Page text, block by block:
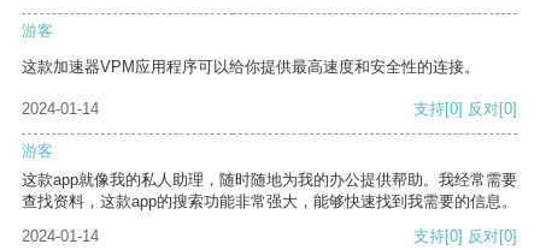
游客
这款加速器VPM应用程序可以给你提供最高速度和安全性的连接。
2024-01-14 支持[0] 反对[0]
游客
这款app就像我的私人助理，随时随地为我的办公提供帮助。我经常需要
查找资料，这款app的搜索功能非常强大，能够快速找到我需要的信息。
2024-01-14
支持[0] 反对[0]